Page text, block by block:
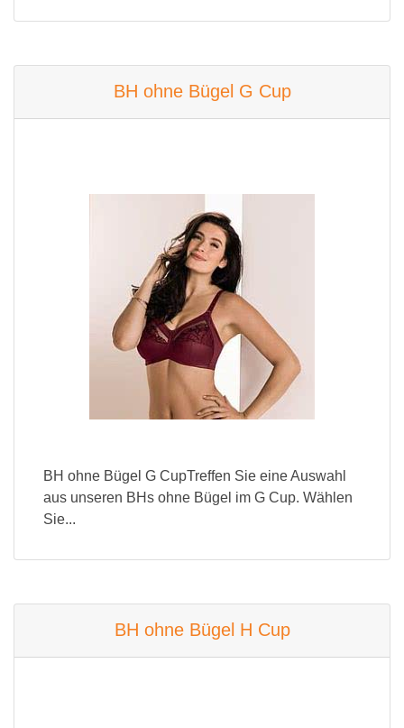
BH ohne Bügel G Cup
BH ohne Bügel G CupTreffen Sie eine Auswahl
aus unseren BHs ohne Bügel im G Cup. Wählen
Sie...
BH ohne Bügel H Cup